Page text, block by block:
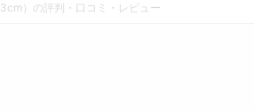
）の評判・口コミ・レビュー